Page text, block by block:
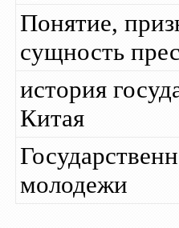
Понятие,
сущность
история
Китая
молодежи